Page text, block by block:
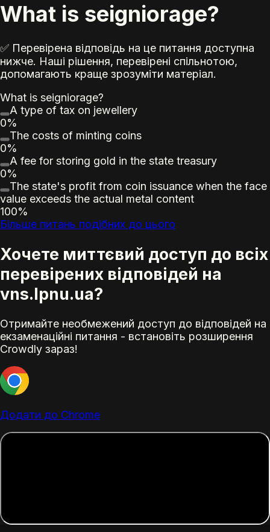
What is seigniorage?
✅ Перевірена відповідь на це питання доступна
нижче. Наші рішення, перевірені спільнотою,
допомагають краще зрозуміти матеріал.
What is seigniorage?
A type of tax on jewellery
0%
The costs of minting coins
0%
A fee for storing gold in the state treasury
0%
The state's profit from coin issuance when the face
value exceeds the actual metal content
100%
Більше питань подібних до цього
Хочете миттєвий доступ до всіх
перевірених відповідей на
vns.lpnu.ua?
Отримайте необмежений доступ до відповідей на
екзаменаційні питання - встановіть розширення
Crowdly зараз!
Додати до Chrome